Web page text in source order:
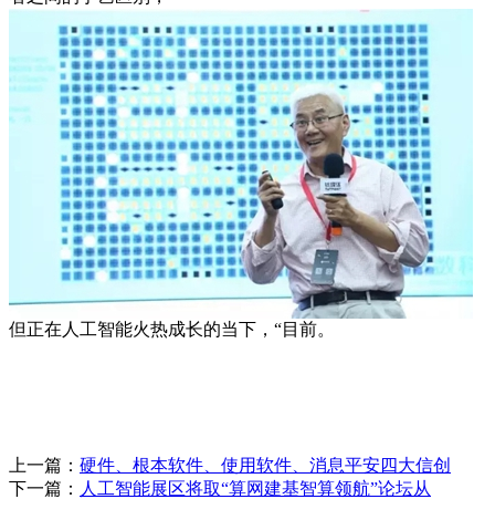
但正在人工智能火热成长的当下，“目前。
上一篇： 硬件、根本软件、使用软件、消息平安四大信创
下一篇： 人工智能展区将取“算网建基智算领航”论坛从